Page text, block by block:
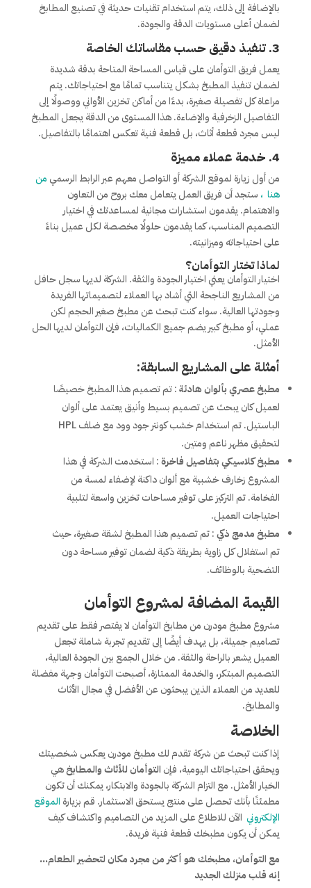
بالإضافة إلى ذلك، يتم استخدام تقنيات حديثة في تصنيع المطابخ
لضمان أعلى مستويات الدقة والجودة.
3. تنفيذ دقيق حسب مقاساتك الخاصة
يعمل فريق التوأمان على قياس المساحة المتاحة بدقة شديدة
لضمان تنفيذ المطبخ بشكل يتناسب تمامًا مع احتياجاتك. يتم
مراعاة كل تفصيلة صغيرة، بدءًا من أماكن تخزين الأواني ووصولًا إلى
التفاصيل الزخرفية والإضاءة. هذا المستوى من الدقة يجعل المطبخ
ليس مجرد قطعة أثاث، بل قطعة فنية تعكس اهتمامًا بالتفاصيل.
4. خدمة عملاء مميزة
من أول زيارة لموقع الشركة أو التواصل معهم عبر الرابط الرسمي من
هنا ، ستجد أن فريق العمل يتعامل معك بروح من التعاون
والاهتمام. يقدمون استشارات مجانية لمساعدتك في اختيار
التصميم المناسب، كما يقدمون حلولًا مخصصة لكل عميل بناءً
على احتياجاته وميزانيته.
لماذا تختار التوأمان؟
اختيار التوأمان يعني اختيار الجودة والثقة. الشركة لديها سجل حافل
من المشاريع الناجحة التي أشاد بها العملاء لتصميماتها الفريدة
وجودتها العالية. سواء كنت تبحث عن مطبخ صغير الحجم لكن
عملي، أو مطبخ كبير يضم جميع الكماليات، فإن التوأمان لديها الحل
الأمثل.
أمثلة على المشاريع السابقة:
مطبخ عصري بألوان هادئة: تم تصميم هذا المطبخ خصيصًا
لعميل كان يبحث عن تصميم بسيط وأنيق يعتمد على ألوان
الباستيل. تم استخدام خشب كونتر جود وود مع ضلف HPL
لتحقيق مظهر ناعم ومتين.
مطبخ كلاسيكي بتفاصيل فاخرة: استخدمت الشركة في هذا
المشروع زخارف خشبية مع ألوان داكنة لإضفاء لمسة من
الفخامة. تم التركيز على توفير مساحات تخزين واسعة لتلبية
احتياجات العميل.
مطبخ مدمج ذكي: تم تصميم هذا المطبخ لشقة صغيرة، حيث
تم استغلال كل زاوية بطريقة ذكية لضمان توفير مساحة دون
التضحية بالوظائف.
القيمة المضافة لمشروع التوأمان
مشروع مطبخ مودرن من مطابخ التوأمان لا يقتصر فقط على تقديم
تصاميم جميلة، بل يهدف أيضًا إلى تقديم تجربة شاملة تجعل
العميل يشعر بالراحة والثقة. من خلال الجمع بين الجودة العالية،
التصميم المبتكر، والخدمة الممتازة، أصبحت التوأمان وجهة مفضلة
للعديد من العملاء الذين يبحثون عن الأفضل في مجال الأثاث
والمطابخ.
الخلاصة
إذا كنت تبحث عن شركة تقدم لك مطبخ مودرن يعكس شخصيتك
ويحقق احتياجاتك اليومية، فإن التوأمان للأثاث والمطابخهي
الخيار الأمثل. مع التزام الشركة بالجودة والابتكار، يمكنك أن تكون
مطمئنًا بأنك تحصل على منتج يستحق الاستثمار. قم بزيارة الموقع
الإلكترونيالآن للاطلاع على المزيد من التصاميم واكتشاف كيف
يمكن أن يكون مطبخك قطعة فنية فريدة.
مع التوأمان، مطبخك هو أكثر من مجرد مكان لتحضير الطعام…
إنه قلب منزلك الجديد